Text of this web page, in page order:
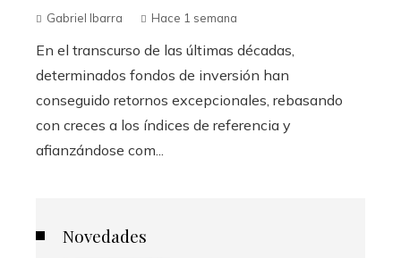
Gabriel Ibarra Hace 1 semana
En el transcurso de las últimas décadas,
determinados fondos de inversión han
conseguido retornos excepcionales, rebasando
con creces a los índices de referencia y
afianzándose com...
Novedades